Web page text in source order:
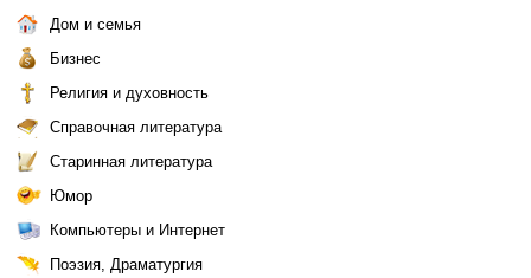
Дом и семья
Бизнес
Религия и духовность
Справочная литература
Старинная литература
Юмор
Компьютеры и Интернет
Поэзия, Драматургия